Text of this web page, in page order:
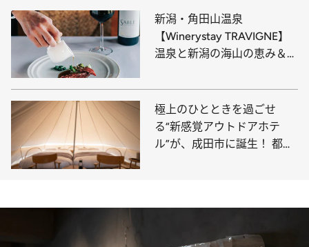
新潟・角田山温泉
【Winerystay TRAVIGNE】
温泉と新潟の海山の恵み＆カ
養えば、心も体も元気にな
る！
極上のひとときを過ごせ
る“新感覚アウトドアホテ
ル”が、成田市に誕生！ 都心